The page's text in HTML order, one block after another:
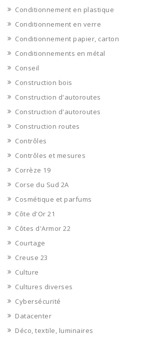
Conditionnement en plastique
Conditionnement en verre
Conditionnement papier, carton
Conditionnements en métal
Conseil
Construction bois
Construction d'autoroutes
Construction d'autoroutes
Construction routes
Contrôles
Contrôles et mesures
Corrèze 19
Corse du Sud 2A
Cosmétique et parfums
Côte d'Or 21
Côtes d'Armor 22
Courtage
Creuse 23
Culture
Cultures diverses
Cybersécurité
Datacenter
Déco, textile, luminaires